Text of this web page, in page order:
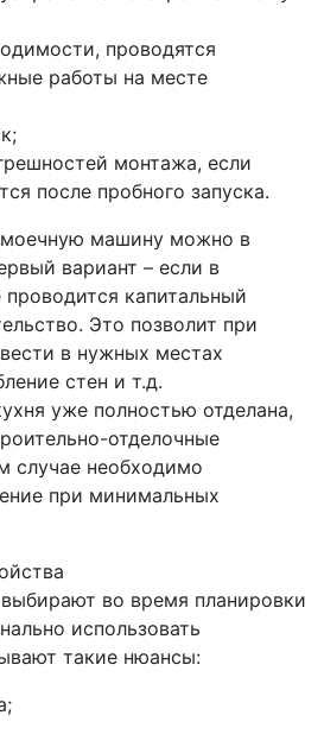
проводятся
работы на месте
монтажа, если
после пробного запуска.
машину можно в
вариант – если в
капитальный
Это позволит при
в нужных местах
стен и т.д.
уже полностью отделана,
отделочные
случае необходимо
при минимальных
во время планировки
использовать
такие нюансы: